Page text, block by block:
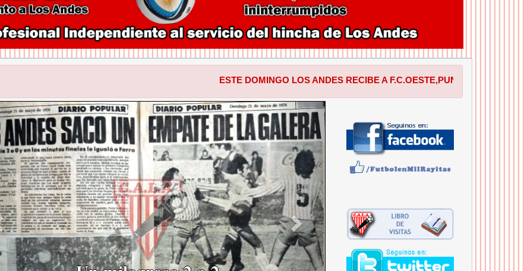
ESTE DOMINGO LOS ANDES RECIBE A F.C.OESTE,PUNTERO DE LA ZONA A EN
SIGUIENTE